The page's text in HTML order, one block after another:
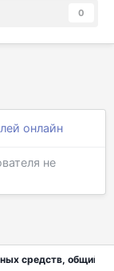
0
онлайн
не
средств, общий